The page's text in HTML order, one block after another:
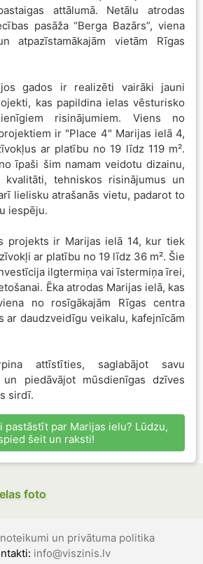
attālumā. Netālu atrodas
pasāža “Berga Bazārs”, viena
atpazīstamākajām vietām Rīgas
gados ir realizēti vairāki jauni
kas papildina ielas vēsturisko
risinājumiem. Viens no
ir "Place 4" Marijas ielā 4,
ar platību no 19 līdz 119 m².
īpaši šim namam veidotu dizainu,
kvalitāti, tehniskos risinājumus un
lielisku atrašanās vietu, padarot to
iespēju.
projekts ir Marijas ielā 14, kur tiek
ar platību no 19 līdz 36 m². Šie
ilgtermiņa vai īstermiņa īrei,
Ēka atrodas Marijas ielā, kas
no rosīgākajām Rīgas centra
ar daudzveidīgu veikalu, kafejnīcām
attīstīties, saglabājot savu
piedāvājot mūsdienīgas dzīves
sirdī.
pastāstīt par Marijas ielu? Lūdzu,
šeit un raksti!
foto
un privātuma politika
info@viszinis.lv